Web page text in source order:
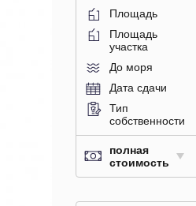
Площадь
Площадь
участка
До моря
Дата сдачи
Тип
собственности
полная
стоимость